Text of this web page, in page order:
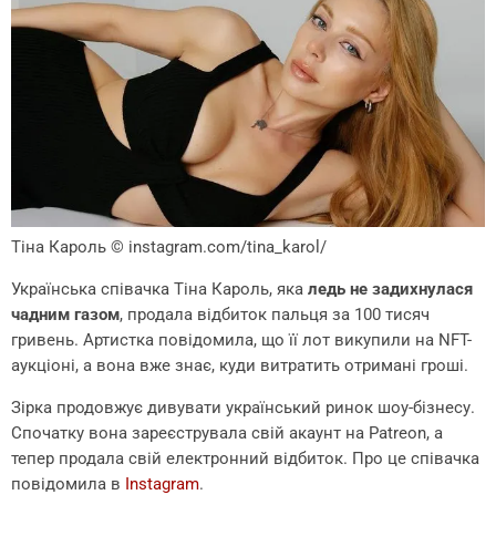
Тіна Кароль © instagram.com/tina_karol/
Українська співачка Тіна Кароль, яка ледь не задихнулася
чадним газом, продала відбиток пальця за 100 тисяч
гривень. Артистка повідомила, що її лот викупили на NFT-
аукціоні, а вона вже знає, куди витратить отримані гроші.
Зірка продовжує дивувати український ринок шоу-бізнесу.
Спочатку вона зареєструвала свій акаунт на Patreon, а
тепер продала свій електронний відбиток. Про це співачка
повідомила в Instagram.